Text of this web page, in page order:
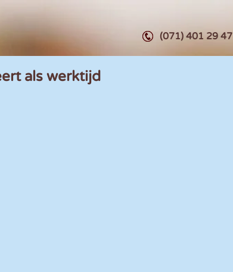
(071) 401 29 47
als werktijd